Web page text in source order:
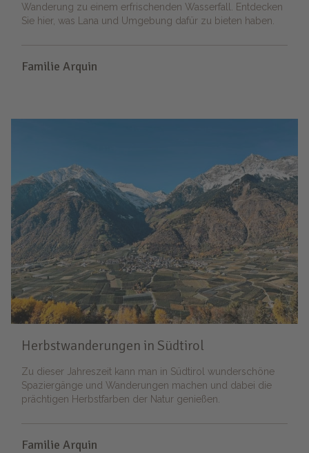
Wanderung zu einem erfrischenden Wasserfall. Entdecken
Sie hier, was Lana und Umgebung dafür zu bieten haben.
Familie Arquin
Herbstwanderungen in Südtirol
Zu dieser Jahreszeit kann man in Südtirol wunderschöne
Spaziergänge und Wanderungen machen und dabei die
prächtigen Herbstfarben der Natur genießen.
Familie Arquin